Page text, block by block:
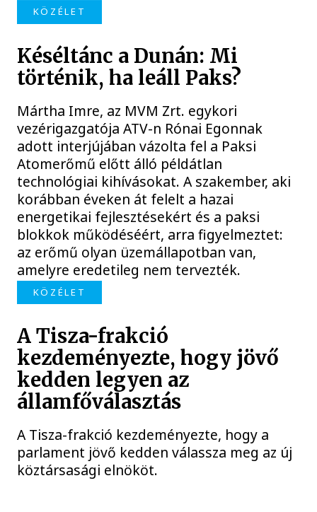
KÖZÉLET
Késéltánc a Dunán: Mi
történik, ha leáll Paks?
Mártha Imre, az MVM Zrt. egykori
vezérigazgatója ATV-n Rónai Egonnak
adott interjújában vázolta fel a Paksi
Atomerőmű előtt álló példátlan
technológiai kihívásokat. A szakember, aki
korábban éveken át felelt a hazai
energetikai fejlesztésekért és a paksi
blokkok működéséért, arra figyelmeztet:
az erőmű olyan üzemállapotban van,
amelyre eredetileg nem tervezték.
KÖZÉLET
A Tisza-frakció
kezdeményezte, hogy jövő
kedden legyen az
államfőválasztás
A Tisza-frakció kezdeményezte, hogy a
parlament jövő kedden válassza meg az új
köztársasági elnököt.